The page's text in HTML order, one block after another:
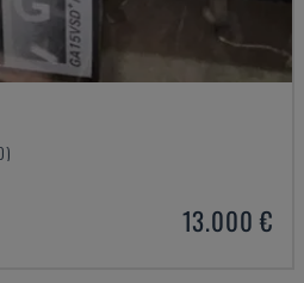
13.000 €